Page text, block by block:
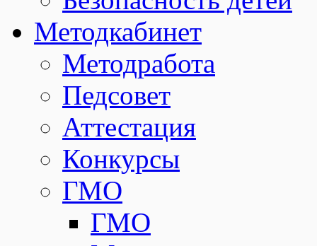
Методкабинет
Методработа
Педсовет
Аттестация
Конкурсы
ГМО
ГМО